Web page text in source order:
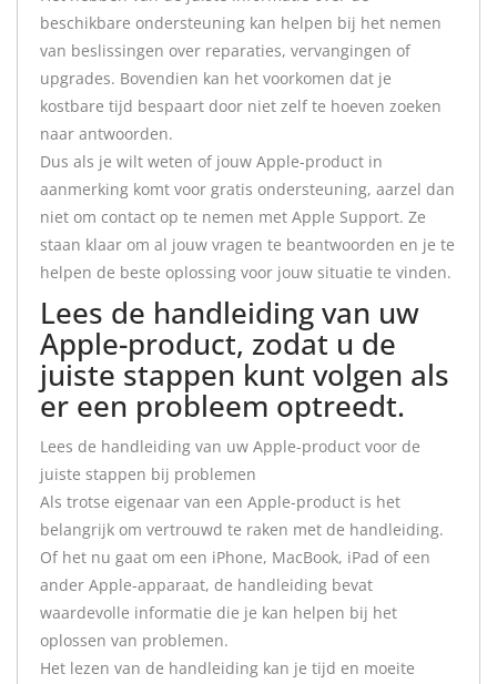
beschikbare ondersteuning kan helpen bij het nemen
van beslissingen over reparaties, vervangingen of
upgrades. Bovendien kan het voorkomen dat je
kostbare tijd bespaart door niet zelf te hoeven zoeken
naar antwoorden.
Dus als je wilt weten of jouw Apple-product in
aanmerking komt voor gratis ondersteuning, aarzel dan
niet om contact op te nemen met Apple Support. Ze
staan klaar om al jouw vragen te beantwoorden en je te
helpen de beste oplossing voor jouw situatie te vinden.
Lees de handleiding van uw
Apple-product, zodat u de
juiste stappen kunt volgen als
er een probleem optreedt.
Lees de handleiding van uw Apple-product voor de
juiste stappen bij problemen
Als trotse eigenaar van een Apple-product is het
belangrijk om vertrouwd te raken met de handleiding.
Of het nu gaat om een iPhone, MacBook, iPad of een
ander Apple-apparaat, de handleiding bevat
waardevolle informatie die je kan helpen bij het
oplossen van problemen.
Het lezen van de handleiding kan je tijd en moeite